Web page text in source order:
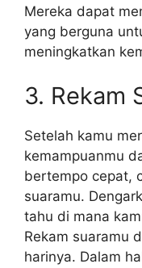
Mereka dapat
yang berguna
meningkatkan
3. Rekam
Setelah kamu
kemampuanmu
bertempo cepat,
suaramu.
tahu di mana
Rekam suaramu
harinya. Dalam